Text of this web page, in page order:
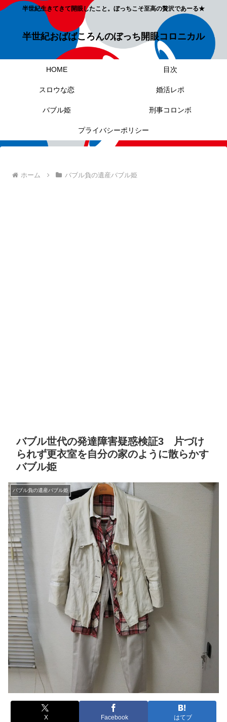
半世紀生きてきて開眼したこと。ぼっちこそ至高の贅沢であーる★
半世紀おばばころんのぼっち開眼コロニカル
HOME 目次
スロウな恋 婚活レポ
バブル姫 刑事コロンボ
プライバシーポリシー
ホーム バブル負の遺産バブル姫
バブル世代の発達障害疑惑検証3 片づけ
られず更衣室を自分の家のように散らかす
バブル姫
バブル負の遺産バブル姫
X Facebook はてブ